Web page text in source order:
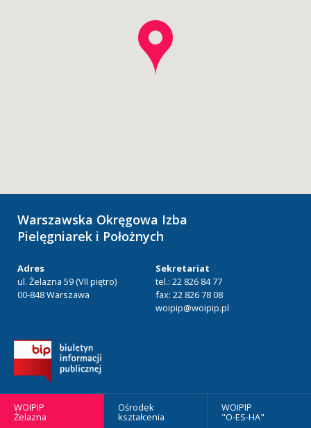
Warszawska Okręgowa Izba
Pielęgniarek i Położnych
Adres
ul. Żelazna 59 (VII piętro)
00-848 Warszawa
Sekretariat
tel.: 22 826 84 77
fax: 22 826 78 08
woipip@woipip.pl
WOIPIP
Żelazna
Ośrodek
kształcenia
WOIPIP
"O-ES-HA"